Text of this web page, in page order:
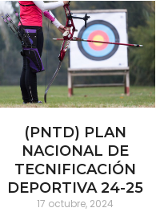
(PNTD) PLAN
NACIONAL DE
TECNIFICACIÓN
DEPORTIVA 24-25
17 octubre, 2024